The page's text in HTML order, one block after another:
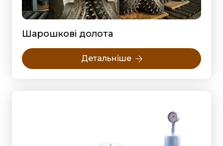
Шарошкові долота
Детальніше